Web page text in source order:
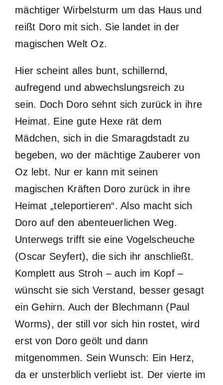
mächtiger Wirbelsturm um das Haus und
reißt Doro mit sich. Sie landet in der
magischen Welt Oz.
Hier scheint alles bunt, schillernd,
aufregend und abwechslungsreich zu
sein. Doch Doro sehnt sich zurück in ihre
Heimat. Eine gute Hexe rät dem
Mädchen, sich in die Smaragdstadt zu
begeben, wo der mächtige Zauberer von
Oz lebt. Nur er kann mit seinen
magischen Kräften Doro zurück in ihre
Heimat „teleportieren“. Also macht sich
Doro auf den abenteuerlichen Weg.
Unterwegs trifft sie eine Vogelscheuche
(Oscar Seyfert), die sich ihr anschließt.
Komplett aus Stroh – auch im Kopf –
wünscht sie sich Verstand, besser gesagt
ein Gehirn. Auch der Blechmann (Paul
Worms), der still vor sich hin rostet, wird
erst von Doro geölt und dann
mitgenommen. Sein Wunsch: Ein Herz,
da er unsterblich verliebt ist. Der vierte im